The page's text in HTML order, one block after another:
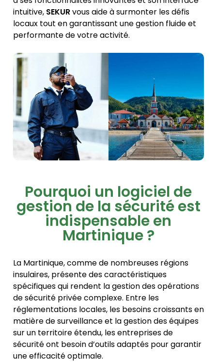
intuitive, SEKURvous aide à surmonter les défis
locaux tout en garantissant une gestion fluide et
performante de votre activité.
Pourquoi un logiciel de
gestion de la sécurité est
indispensable en
Martinique ?
La Martinique, comme de nombreuses régions
insulaires, présente des caractéristiques
spécifiques qui rendent la gestion des opérations
de sécurité privée complexe. Entre les
réglementations locales, les besoins croissants en
matière de surveillance et la gestion des équipes
sur un territoire étendu, les entreprises de
sécurité ont besoin d’outils adaptés pour garantir
une efficacité optimale.